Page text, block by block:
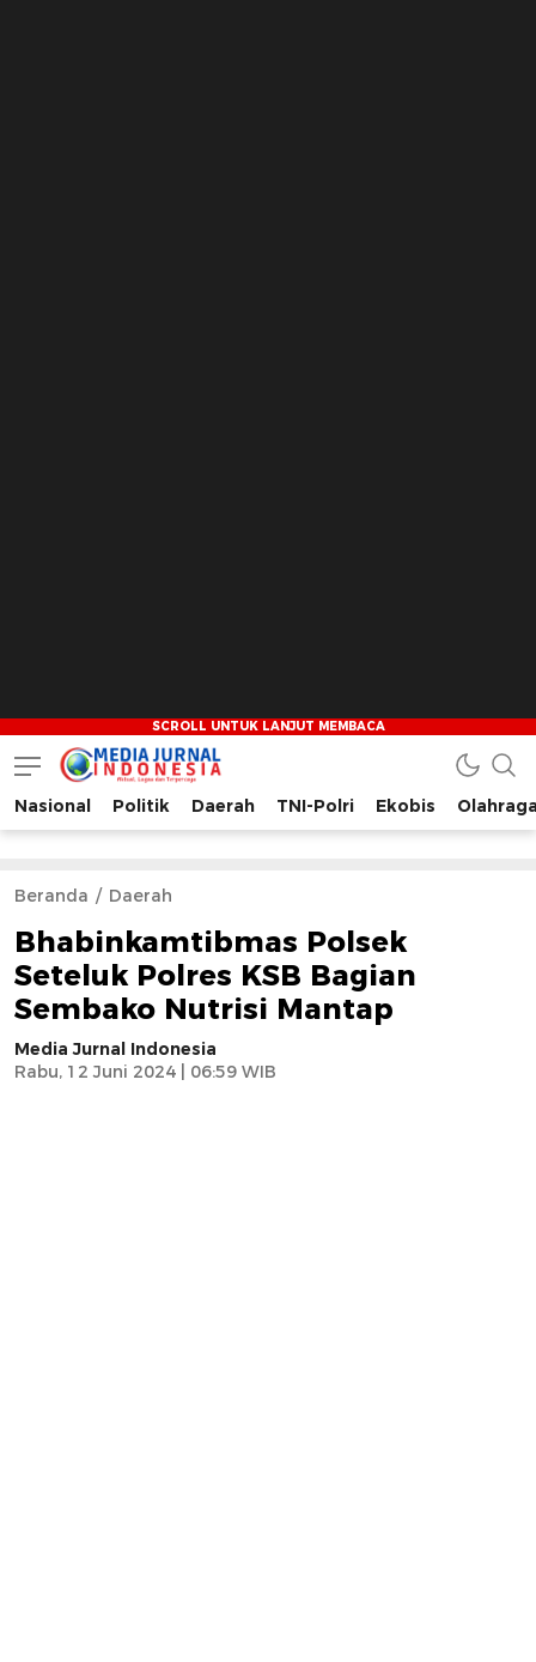
Media Jurnal Indonesia
Bersama Membangun Indonesia
Nasional Politik Daerah TNI-Polri Ekobis
Beranda Daerah
Bhabinkamtibmas Polsek
Seteluk Polres KSB Bagian
Sembako Nutrisi Mantap
Media Jurnal Indonesia
Rabu, 12 Juni 2024 | 06:59 WIB